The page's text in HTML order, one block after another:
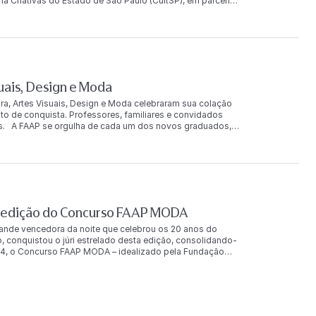
Design e Moda
Artes Visuais, Design e Moda celebraram sua colação
de conquista. Professores, familiares e convidados
A FAAP se orgulha de cada um dos novos graduados,
do Concurso FAAP MODA
vencedora da noite que celebrou os 20 anos do
conquistou o júri estrelado desta edição, consolidando-
Concurso FAAP MODA – idealizado pela Fundação
a sonhar ainda mais com essa carreira!”, declarou